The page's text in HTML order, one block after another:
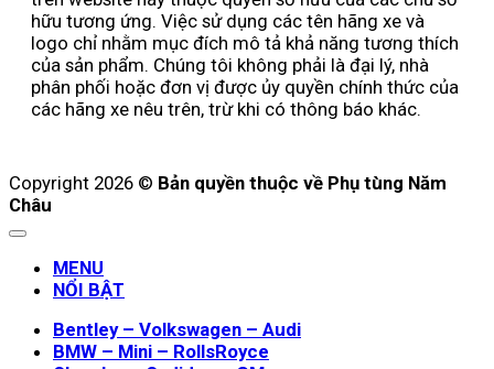
hữu tương ứng. Việc sử dụng các tên hãng xe và
logo chỉ nhằm mục đích mô tả khả năng tương thích
của sản phẩm. Chúng tôi không phải là đại lý, nhà
phân phối hoặc đơn vị được ủy quyền chính thức của
các hãng xe nêu trên, trừ khi có thông báo khác.
Copyright 2026 © Bản quyền thuộc về Phụ tùng Năm
Châu
MENU
NỔI BẬT
Bentley – Volkswagen – Audi
BMW – Mini – RollsRoyce